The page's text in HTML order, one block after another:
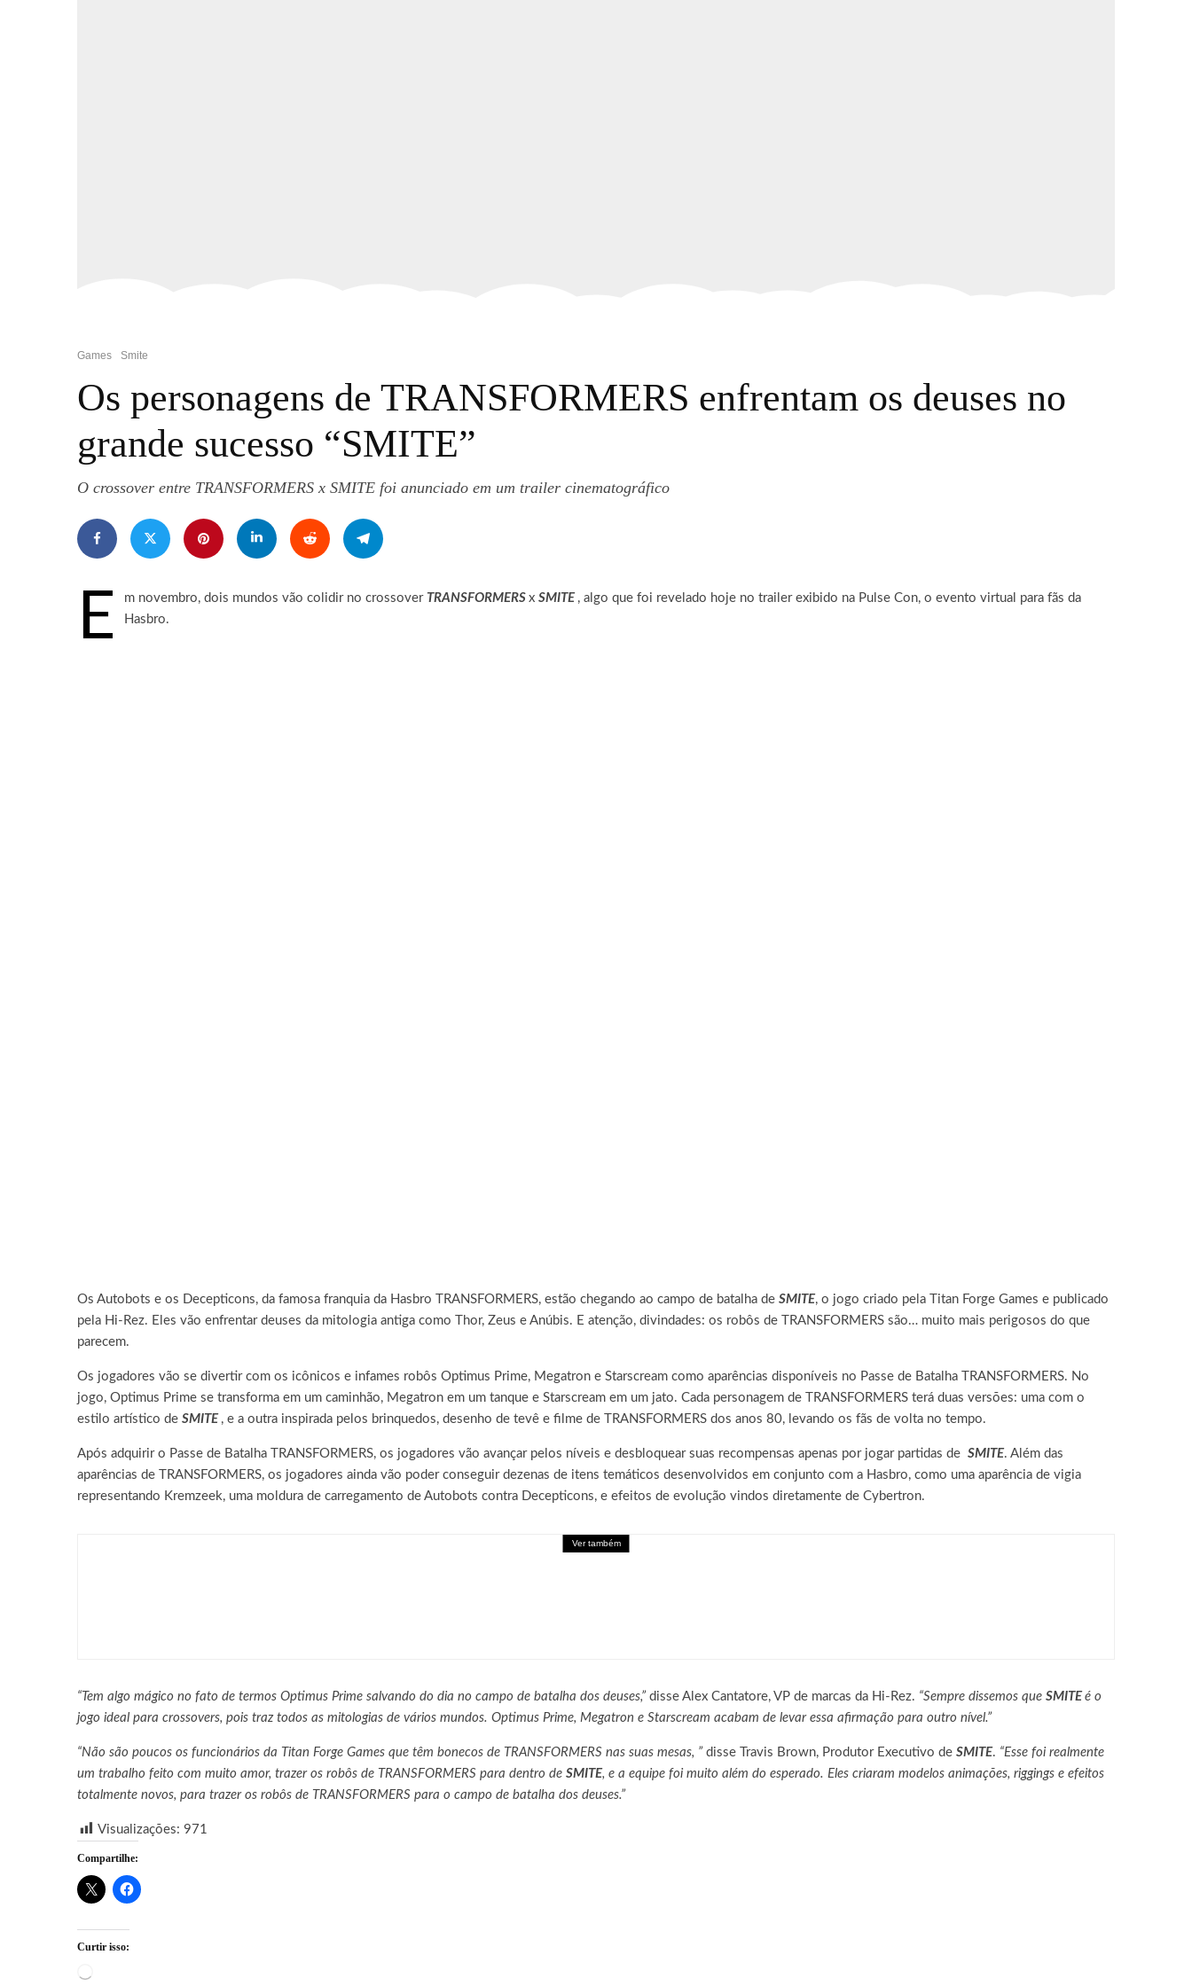
Games Smite
Os personagens de TRANSFORMERS enfrentam os deuses no
grande sucesso “SMITE”
O crossover entre TRANSFORMERS x SMITE foi anunciado em um trailer cinematográfico
E m novembro, dois mundos vão colidir no crossover TRANSFORMERS x SMITE , algo que foi revelado hoje no trailer exibido na Pulse Con, o evento virtual para fãs da
Hasbro.
Os Autobots e os Decepticons, da famosa franquia da Hasbro TRANSFORMERS, estão chegando ao campo de batalha de SMITE, o jogo criado pela Titan Forge Games e publicado
pela Hi-Rez. Eles vão enfrentar deuses da mitologia antiga como Thor, Zeus e Anúbis. E atenção, divindades: os robôs de TRANSFORMERS são… muito mais perigosos do que
parecem.
Os jogadores vão se divertir com os icônicos e infames robôs Optimus Prime, Megatron e Starscream como aparências disponíveis no Passe de Batalha TRANSFORMERS. No
jogo, Optimus Prime se transforma em um caminhão, Megatron em um tanque e Starscream em um jato. Cada personagem de TRANSFORMERS terá duas versões: uma com o
estilo artístico de SMITE , e a outra inspirada pelos brinquedos, desenho de tevê e filme de TRANSFORMERS dos anos 80, levando os fãs de volta no tempo.
Após adquirir o Passe de Batalha TRANSFORMERS, os jogadores vão avançar pelos níveis e desbloquear suas recompensas apenas por jogar partidas de SMITE. Além das
aparências de TRANSFORMERS, os jogadores ainda vão poder conseguir dezenas de itens temáticos desenvolvidos em conjunto com a Hasbro, como uma aparência de vigia
representando Kremzeek, uma moldura de carregamento de Autobots contra Decepticons, e efeitos de evolução vindos diretamente de Cybertron.
Ver também
“Tem algo mágico no fato de termos Optimus Prime salvando do dia no campo de batalha dos deuses,” disse Alex Cantatore, VP de marcas da Hi-Rez. “Sempre dissemos que SMITE é o
jogo ideal para crossovers, pois traz todos as mitologias de vários mundos. Optimus Prime, Megatron e Starscream acabam de levar essa afirmação para outro nível.”
“Não são poucos os funcionários da Titan Forge Games que têm bonecos de TRANSFORMERS nas suas mesas, ” disse Travis Brown, Produtor Executivo de SMITE. “Esse foi realmente
um trabalho feito com muito amor, trazer os robôs de TRANSFORMERS para dentro de SMITE, e a equipe foi muito além do esperado. Eles criaram modelos animações, riggings e efeitos
totalmente novos, para trazer os robôs de TRANSFORMERS para o campo de batalha dos deuses.”
Visualizações: 971
Compartilhe:
Curtir isso: